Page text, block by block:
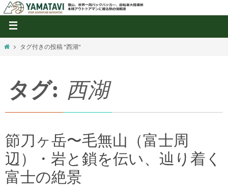
タグ付きの投稿 "西湖"
タグ: 西湖
節刀ヶ岳〜毛無山（富士周
辺）・岩と鎖を伝い、辿り着く
富士の絶景